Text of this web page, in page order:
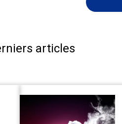
articles